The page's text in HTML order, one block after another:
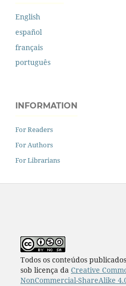
English
español
français
português
INFORMATION
For Readers
For Authors
For Librarians
Todos os conteúdos
sob licença da Creative
NonCommercial-ShareAlike